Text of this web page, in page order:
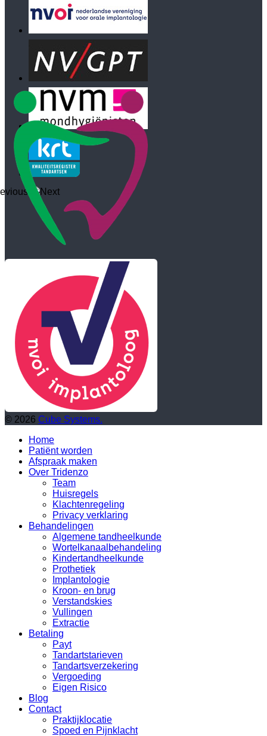
© 2026 Cube Systems.
Home
Patiënt worden
Afspraak maken
Over Tridenzo
Team
Huisregels
Klachtenregeling
Privacy verklaring
Behandelingen
Algemene tandheelkunde
Wortelkanaalbehandeling
Kindertandheelkunde
Prothetiek
Implantologie
Kroon- en brug
Verstandskies
Vullingen
Extractie
Betaling
Payt
Tandartstarieven
Tandartsverzekering
Vergoeding
Eigen Risico
Blog
Contact
Praktijklocatie
Spoed en Pijnklacht